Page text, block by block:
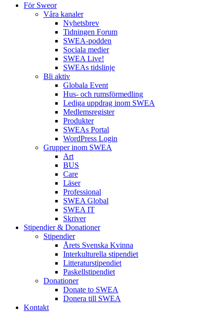
För Sweor
Våra kanaler
Nyhetsbrev
Tidningen Forum
SWEA-podden
Sociala medier
SWEA Live!
SWEAs tidslinje
Bli aktiv
Globala Event
Hus- och rumsförmedling
Lediga uppdrag inom SWEA
Medlemsregister
Produkter
SWEAs Portal
WordPress Login
Grupper inom SWEA
Art
BUS
Care
Läser
Professional
SWEA Global
SWEA IT
Skriver
Stipendier & Donationer
Stipendier
Årets Svenska Kvinna
Interkulturella stipendiet
Litteraturstipendiet
Paskellstipendiet
Donationer
Donate to SWEA
Donera till SWEA
Kontakt